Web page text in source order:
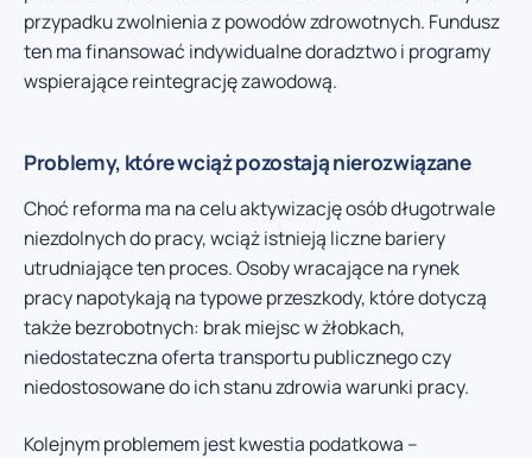
przypadku zwolnienia z powodów zdrowotnych. Fundusz
ten ma finansować indywidualne doradztwo i programy
wspierające reintegrację zawodową.
Problemy, które wciąż pozostają nierozwiązane
Choć reforma ma na celu aktywizację osób długotrwale
niezdolnych do pracy, wciąż istnieją liczne bariery
utrudniające ten proces. Osoby wracające na rynek
pracy napotykają na typowe przeszkody, które dotyczą
także bezrobotnych: brak miejsc w żłobkach,
niedostateczna oferta transportu publicznego czy
niedostosowane do ich stanu zdrowia warunki pracy.
Kolejnym problemem jest kwestia podatkowa –